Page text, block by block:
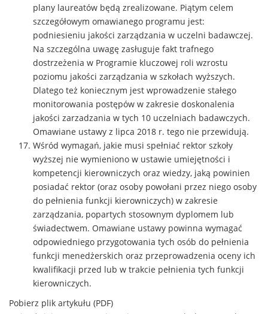
plany laureatów będą zrealizowane. Piątym celem
szczegółowym omawianego programu jest:
podniesieniu jakości zarządzania w uczelni badawczej.
Na szczególna uwagę zasługuje fakt trafnego
dostrzeżenia w Programie kluczowej roli wzrostu
poziomu jakości zarządzania w szkołach wyższych.
Dlatego też koniecznym jest wprowadzenie stałego
monitorowania postępów w zakresie doskonalenia
jakości zarzadzania w tych 10 uczelniach badawczych.
Omawiane ustawy z lipca 2018 r. tego nie przewidują.
Wśród wymagań, jakie musi spełniać rektor szkoły
wyższej nie wymieniono w ustawie umiejętności i
kompetencji kierowniczych oraz wiedzy, jaką powinien
posiadać rektor (oraz osoby powołani przez niego osoby
do pełnienia funkcji kierowniczych) w zakresie
zarządzania, popartych stosownym dyplomem lub
świadectwem. Omawiane ustawy powinna wymagać
odpowiedniego przygotowania tych osób do pełnienia
funkcji menedżerskich oraz przeprowadzenia oceny ich
kwalifikacji przed lub w trakcie pełnienia tych funkcji
kierowniczych.
Pobierz plik artykułu (PDF)